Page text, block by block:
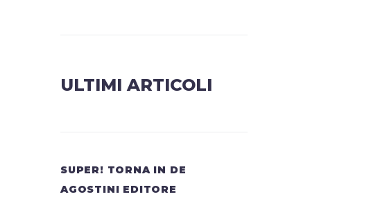
ULTIMI ARTICOLI
SUPER! TORNA IN DE
AGOSTINI EDITORE